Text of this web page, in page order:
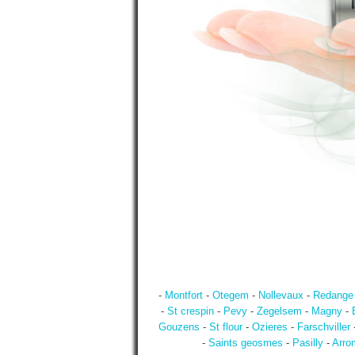
- Montfort- Otegem - Nollevaux- Redange
- St crespin - Pevy - Zegelsem - Magny -
Gouzens - St flour- Ozieres - Farschviller
- Saints geosmes - Pasilly-